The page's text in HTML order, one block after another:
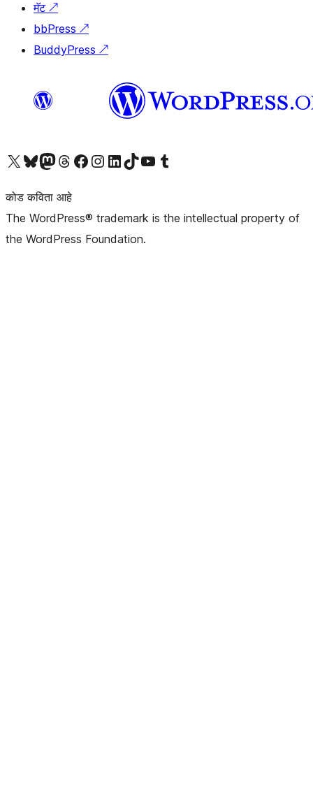
मॅट ↗
bbPress ↗
BuddyPress ↗
आमच्या X (एक्स) (पूर्वीचे ट्विटर) खात्याला भेट द्या आमच्या ब्लूस्की खात्याला भेट द्या.आमच्या Mastodon खात्याला भेट द्या.आमच्या थ्रेड्स खात्याला भेट द्या. आमच्या फेसबुक पेजला भेट द्या आमच्या इंस्टाग्राम खात्याला भेट द्या आमच्या लिंक्डइन खात्याला भेट द्या आमच्या टिकटॉक अकाउंटला भेट द्या.आमच्या यूट्यूब चॅनेलला भेट द्या आमच्या टंबलर खात्याला भेट द्या.
कोड कविता आहे
The WordPress® trademark is the intellectual property of
the WordPress Foundation.